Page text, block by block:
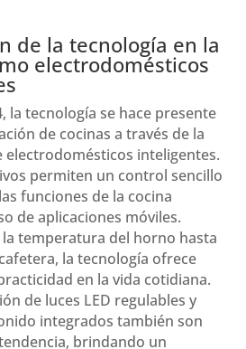
de la tecnología en la
electrodomésticos
la tecnología se hace presente
de cocinas a través de la
electrodomésticos inteligentes.
permiten un control sencillo
funciones de la cocina
de aplicaciones móviles.
temperatura del horno hasta
la tecnología ofrece
en la vida cotidiana.
de luces LED regulables y
integrados también son
brindando un